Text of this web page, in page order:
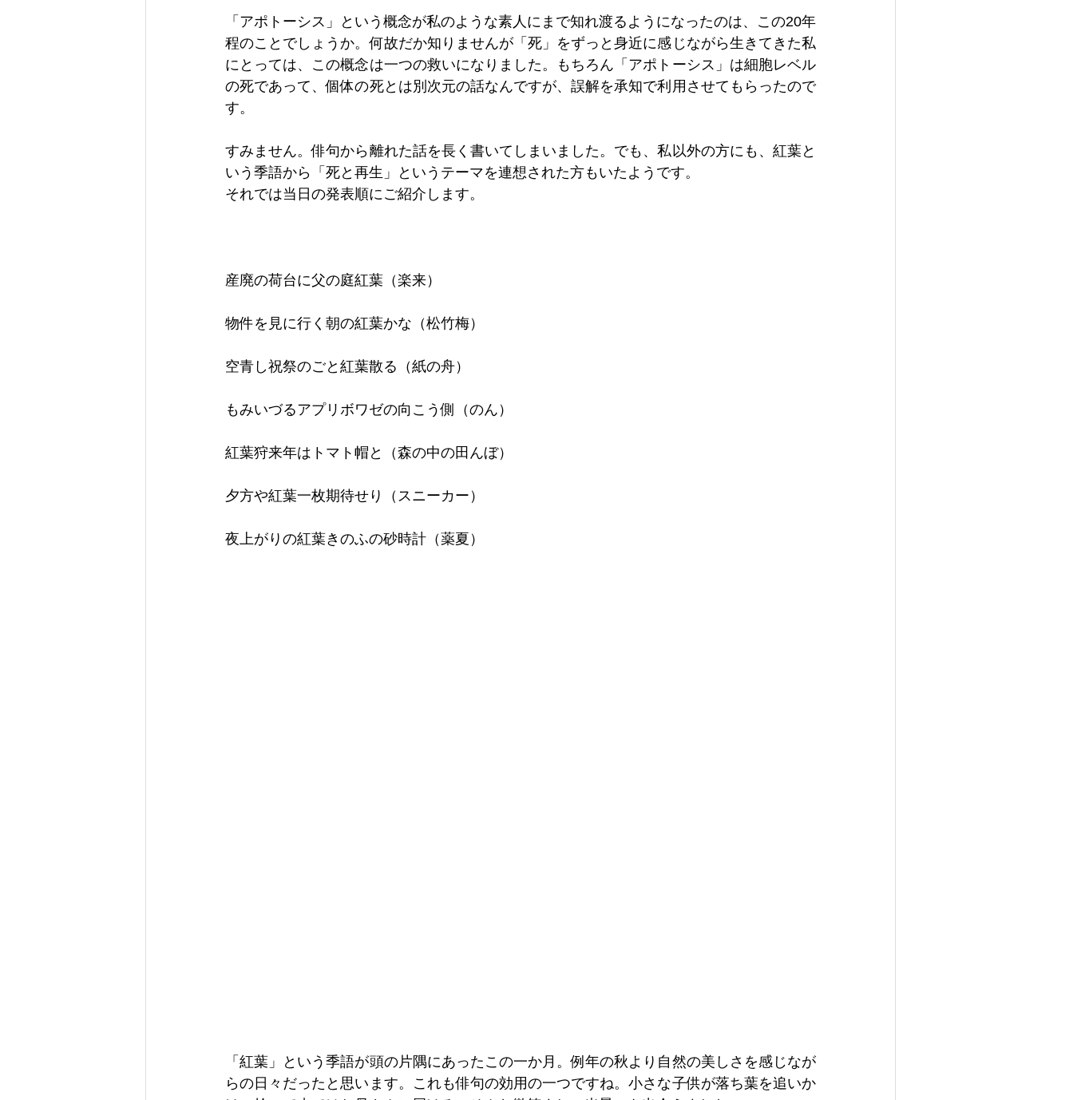
「アポトーシス」という概念が私のような素人にまで知れ渡るようになったのは、この20年
程のことでしょうか。何故だか知りませんが「死」をずっと身近に感じながら生きてきた私
にとっては、この概念は一つの救いになりました。もちろん「アポトーシス」は細胞レベル
の死であって、個体の死とは別次元の話なんですが、誤解を承知で利用させてもらったので
す。
すみません。俳句から離れた話を長く書いてしまいました。でも、私以外の方にも、紅葉と
いう季語から「死と再生」というテーマを連想された方もいたようです。
それでは当日の発表順にご紹介します。
産廃の荷台に父の庭紅葉（楽来）
物件を見に行く朝の紅葉かな（松竹梅）
空青し祝祭のごと紅葉散る（紙の舟）
もみいづるアプリボワゼの向こう側（のん）
紅葉狩来年はトマト帽と（森の中の田んぼ）
夕方や紅葉一枚期待せり（スニーカー）
夜上がりの紅葉きのふの砂時計（薬夏）
「紅葉」という季語が頭の片隅にあったこの一か月。例年の秋より自然の美しさを感じなが
らの日々だったと思います。これも俳句の効用の一つですね。小さな子供が落ち葉を追いか